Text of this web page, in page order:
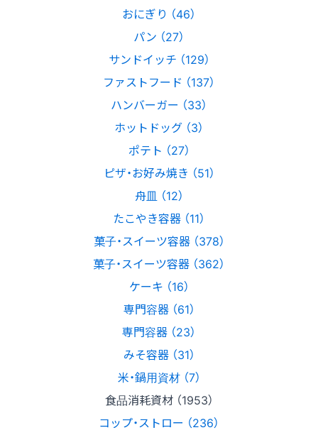
おにぎり （46）
パン （27）
サンドイッチ （129）
ファストフード （137）
ハンバーガー （33）
ホットドッグ （3）
ポテト （27）
ピザ・お好み焼き （51）
舟皿 （12）
たこやき容器 （11）
菓子・スイーツ容器 （378）
菓子・スイーツ容器 （362）
ケーキ （16）
専門容器 （61）
専門容器 （23）
みそ容器 （31）
米・鍋用資材 （7）
食品消耗資材 （1953）
コップ・ストロー （236）